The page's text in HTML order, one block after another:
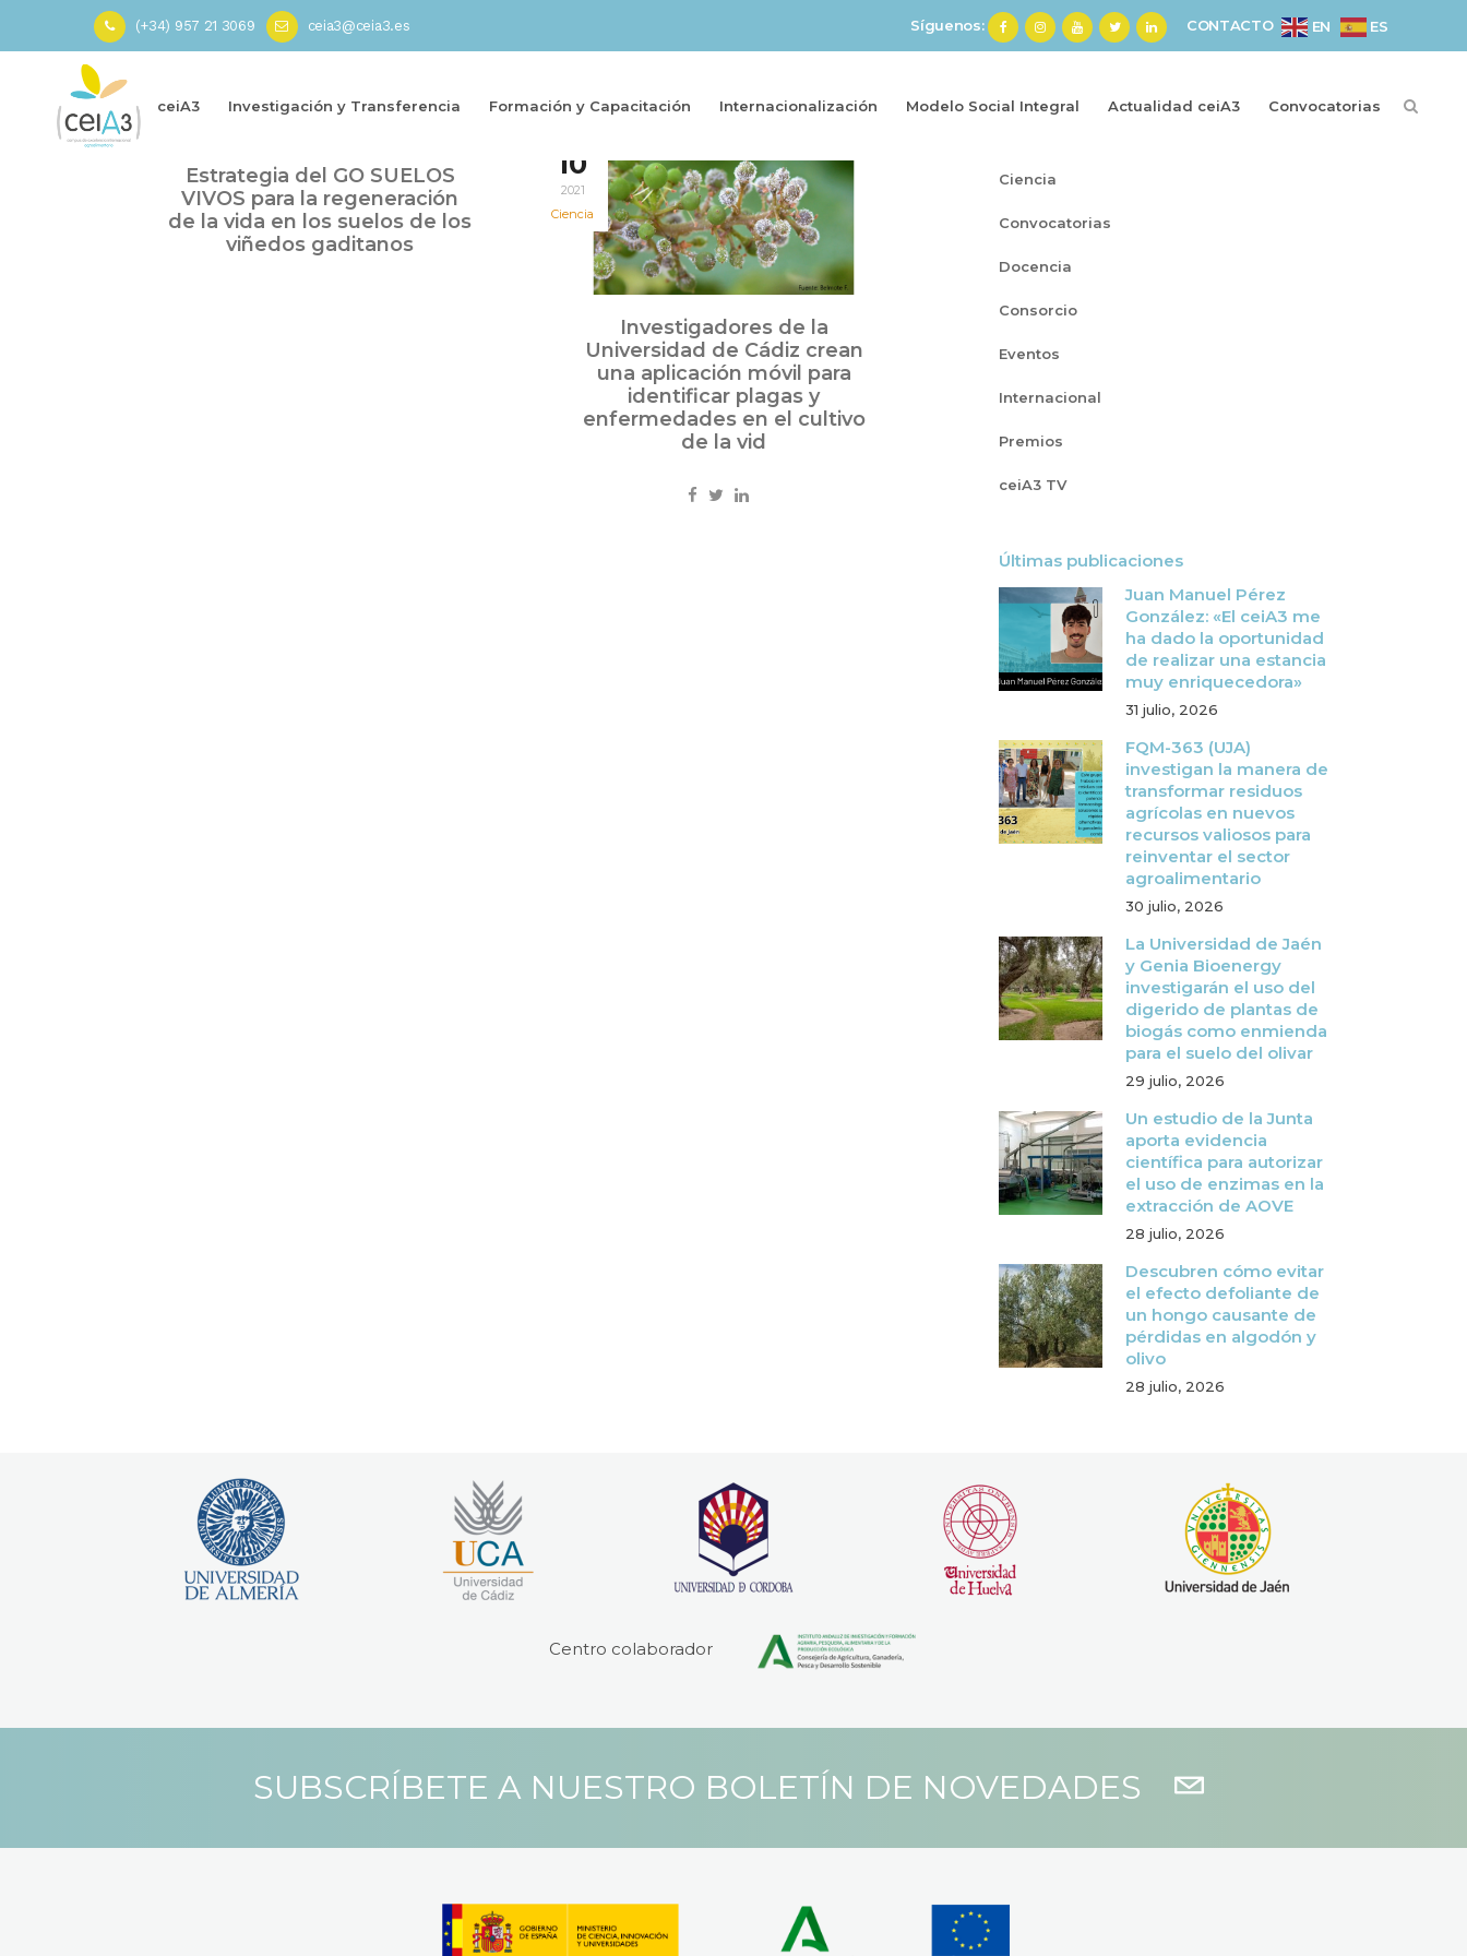
(+34) 957 21 3069 ceia3@ceia3.es Síguenos: CONTACTO EN ES
ceiA3 Investigación y Transferencia Formación y Capacitación Internacionalización Modelo Social Integral Actualidad ceiA3 Convocatorias
Inicio»Viñedo
Estrategia del GO SUELOS
VIVOS para la regeneración
de la vida en los suelos de los
viñedos gaditanos
10
2021
Ciencia
Investigadores de la
Universidad de Cádiz crean
una aplicación móvil para
identificar plagas y
enfermedades en el cultivo
de la vid
Ciencia
Convocatorias
Docencia
Consorcio
Eventos
Internacional
Premios
ceiA3 TV
Últimas publicaciones
Juan Manuel Pérez
González: «El ceiA3 me
ha dado la oportunidad
de realizar una estancia
muy enriquecedora»
31 julio, 2026
FQM-363 (UJA)
investigan la manera de
transformar residuos
agrícolas en nuevos
recursos valiosos para
reinventar el sector
agroalimentario
30 julio, 2026
La Universidad de Jaén
y Genia Bioenergy
investigarán el uso del
digerido de plantas de
biogás como enmienda
para el suelo del olivar
29 julio, 2026
Un estudio de la Junta
aporta evidencia
científica para autorizar
el uso de enzimas en la
extracción de AOVE
28 julio, 2026
Descubren cómo evitar
el efecto defoliante de
un hongo causante de
pérdidas en algodón y
olivo
28 julio, 2026
Centro colaborador
SUBSCRÍBETE A NUESTRO BOLETÍN DE NOVEDADES